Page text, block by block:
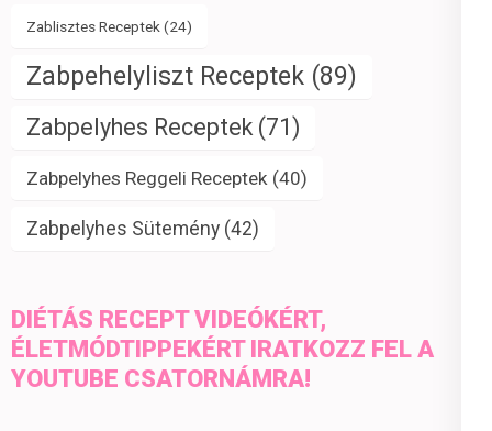
Zablisztes Receptek (24)
Zabpehelyliszt Receptek (89)
Zabpelyhes Receptek (71)
Zabpelyhes Reggeli Receptek (40)
Zabpelyhes Sütemény (42)
DIÉTÁS RECEPT VIDEÓKÉRT,
ÉLETMÓDTIPPEKÉRT IRATKOZZ FEL A
YOUTUBE CSATORNÁMRA!